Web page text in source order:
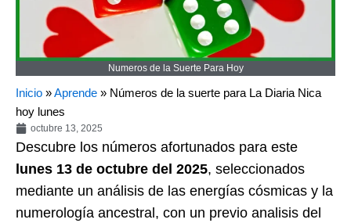
Numeros de la Suerte Para Hoy
Inicio »Aprende » Números de la suerte para La Diaria Nica
hoy lunes
octubre 13, 2025
Descubre los números afortunados para este
lunes 13 de octubre del 2025, seleccionados
mediante un análisis de las energías cósmicas y la
numerología ancestral, con un previo analisis del